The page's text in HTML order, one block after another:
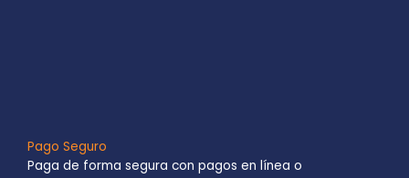
Pago Seguro
Paga de forma segura con pagos en línea o